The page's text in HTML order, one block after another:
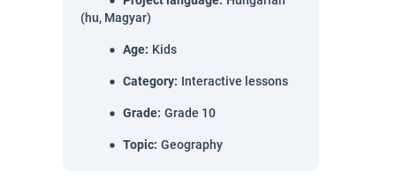
(hu, Magyar)
Age: Kids
Category: Interactive lessons
Grade: Grade 10
Topic: Geography